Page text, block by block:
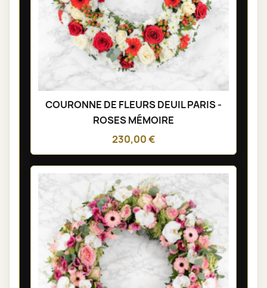
COURONNE DE FLEURS DEUIL PARIS -
ROSES MÉMOIRE
230,00 €